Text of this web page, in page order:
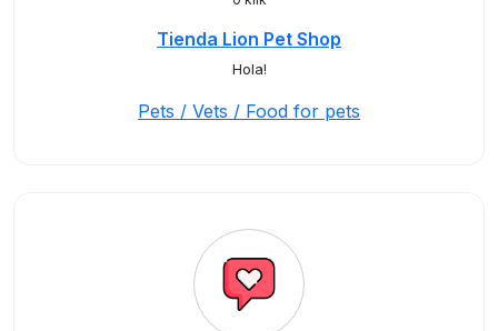
Tienda Lion Pet Shop
Hola!
Pets / Vets / Food for pets